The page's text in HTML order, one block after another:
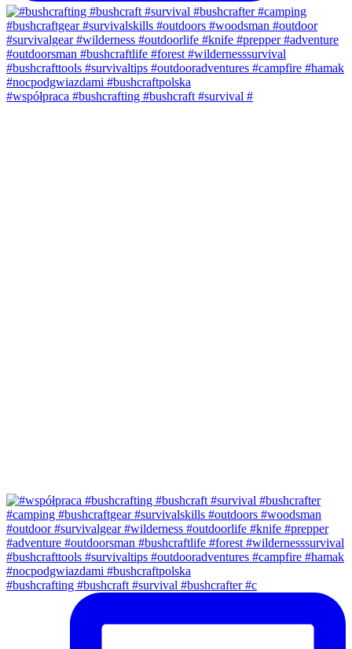
#współpraca #bushcrafting #bushcraft #survival #
#bushcrafting #bushcraft #survival #bushcrafter #c